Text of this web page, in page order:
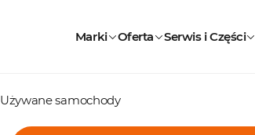
Marki Oferta Serwis i Części
Używane samochody